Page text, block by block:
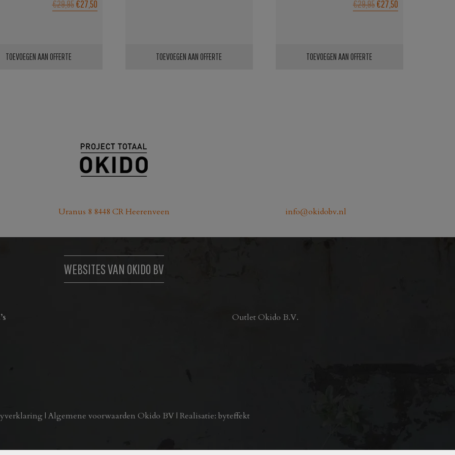
€29,95OORSPRONKELIJKE
€27,50HUIDIGE
TOEVOEGEN AAN OFFERTE TOEVOEGEN AAN OFFERTE
€29,95OORSPRONKELIJKE
€27,50
TOEVOEGEN AAN OFFERTE
Uranus 8 8448 CR Heerenveen info@okidobv.nl
WEBSITES VAN OKIDO BV
Outlet Okido B.V.
| Algemene voorwaarden Okido BV | Realisatie: byteffekt